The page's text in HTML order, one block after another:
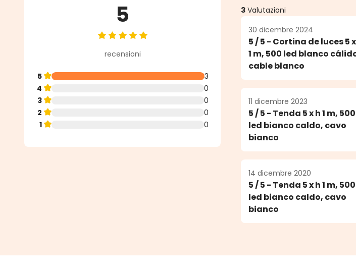
5
Valutazione media di 5 su 5 stelle
recensioni
5
3
4
0
3
0
2
0
1
0
3 Valutazioni
30 dicembre 2024
5 / 5 - Cortina de luces 5
1 m, 500 led blanco
cable blanco
11 dicembre 2023
5 / 5 - Tenda 5 x h 1 m, 500
led bianco caldo, cavo
bianco
14 dicembre 2020
5 / 5 - Tenda 5 x h 1 m, 500
led bianco caldo, cavo
bianco